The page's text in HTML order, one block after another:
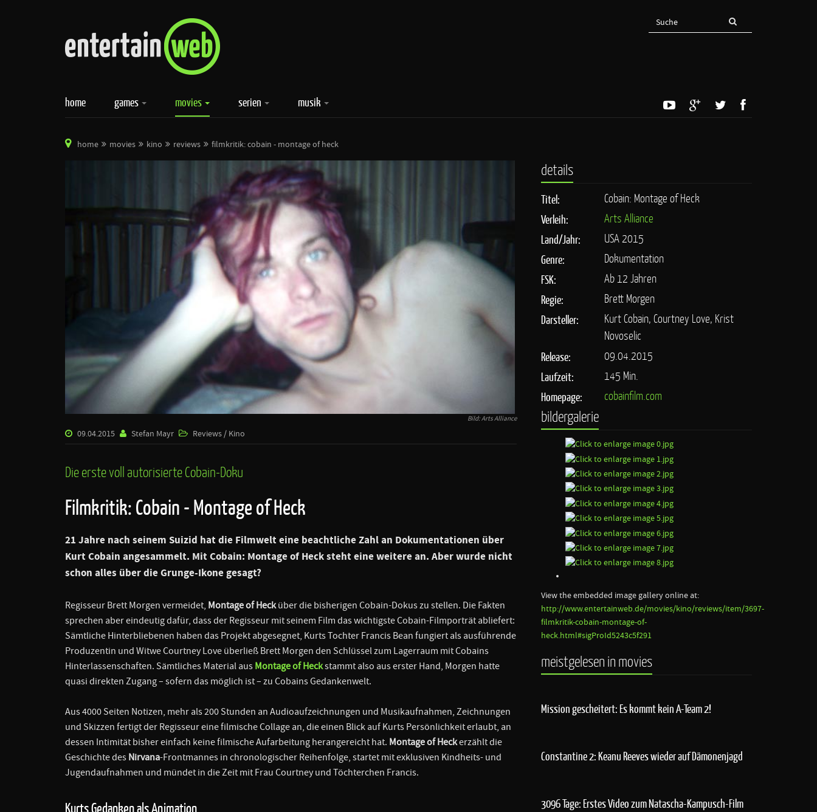
home games movies serien musik
home movies kino reviews filmkritik: cobain - montage of heck
Bild: Arts Alliance
09.04.2015 Stefan Mayr Reviews / Kino
Die erste voll autorisierte Cobain-Doku
Filmkritik: Cobain - Montage of Heck
21 Jahre nach seinem Suizid hat die Filmwelt eine beachtliche Zahl an Dokumentationen über
Kurt Cobain angesammelt. Mit Cobain: Montage of Hecksteht eine weitere an. Aber wurde nicht
schon alles über die Grunge-Ikone gesagt?
Regisseur Brett Morgen vermeidet, Montage of Hecküber die bisherigen Cobain-Dokus zu stellen. Die Fakten
sprechen aber eindeutig dafür, dass der Regisseur mit seinem Film das wichtigste Cobain-Filmporträt abliefert:
Sämtliche Hinterbliebenen haben das Projekt abgesegnet, Kurts Tochter Francis Bean fungiert als ausführende
Produzentin und Witwe Courtney Love überließ Brett Morgen den Schlüssel zum Lagerraum mit Cobains
Hinterlassenschaften. Sämtliches Material aus Montage of Heckstammt also aus erster Hand, Morgen hatte
quasi direkten Zugang – sofern das möglich ist – zu Cobains Gedankenwelt.
Aus 4000 Seiten Notizen, mehr als 200 Stunden an Audioaufzeichnungen und Musikaufnahmen, Zeichnungen
und Skizzen fertigt der Regisseur eine filmische Collage an, die einen Blick auf Kurts Persönlichkeit erlaubt, an
dessen Intimität bisher einfach keine filmische Aufarbeitung herangereicht hat. Montage of Heckerzählt die
Geschichte des Nirvana-Frontmannes in chronologischer Reihenfolge, startet mit exklusiven Kindheits- und
Jugendaufnahmen und mündet in die Zeit mit Frau Courtney und Töchterchen Francis.
Kurts Gedanken als Animation
details
Titel:
Cobain: Montage of Heck
Verleih:
Arts Alliance
Land/Jahr:
USA 2015
Genre:
Dokumentation
FSK:
Ab 12 Jahren
Regie:
Brett Morgen
Darsteller:
Kurt Cobain, Courtney Love, Krist
Novoselic
Release:
09.04.2015
Laufzeit:
145 Min.
Homepage:
cobainfilm.com
bildergalerie
View the embedded image gallery online at:
http://www.entertainweb.de/movies/kino/reviews/item/3697-
filmkritik-cobain-montage-of-
heck.html#sigProId5243c5f291
meistgelesen in movies
Mission gescheitert: Es kommt kein A-Team 2!
Constantine 2: Keanu Reeves wieder auf Dämonenjagd
3096 Tage: Erstes Video zum Natascha-Kampusch-Film